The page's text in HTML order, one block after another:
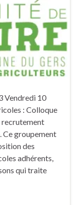
Vendredi 10
: Colloque
recrutement
Ce groupement
des
adhérents,
qui traite